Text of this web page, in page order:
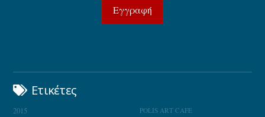
Ετικέτες
2015 POLIS ART CAFE